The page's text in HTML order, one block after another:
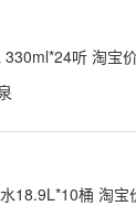
听 淘宝
18.9L*10桶 淘